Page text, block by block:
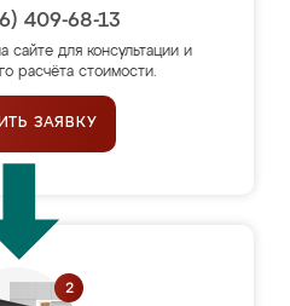
409-68-13
сайте для консультации и
расчёта стоимости.
ЗАЯВКУ